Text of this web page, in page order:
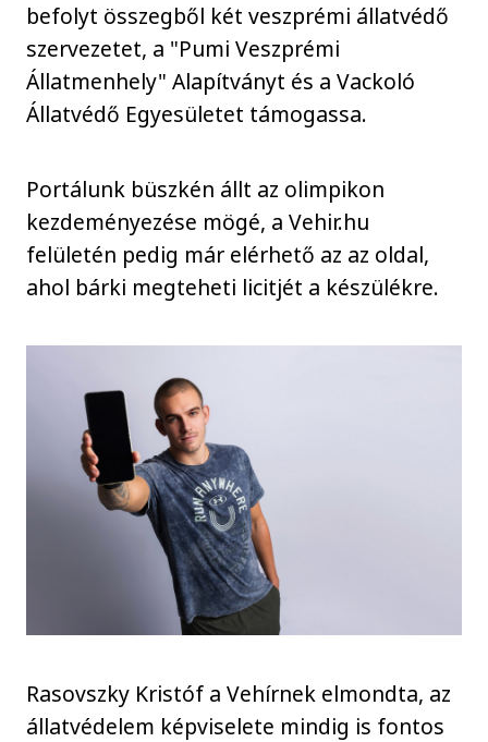
befolyt összegből két veszprémi állatvédő
szervezetet, a "Pumi Veszprémi
Állatmenhely" Alapítványt és a Vackoló
Állatvédő Egyesületet támogassa.
Portálunk büszkén állt az olimpikon
kezdeményezése mögé, a Vehir.hu
felületén pedig már elérhető az az oldal,
ahol bárki megteheti licitjét a készülékre.
Rasovszky Kristóf a Vehírnek elmondta, az
állatvédelem képviselete mindig is fontos